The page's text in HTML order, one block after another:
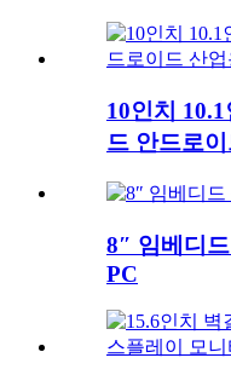
10인치
드 안드로
8″ 임베디
PC